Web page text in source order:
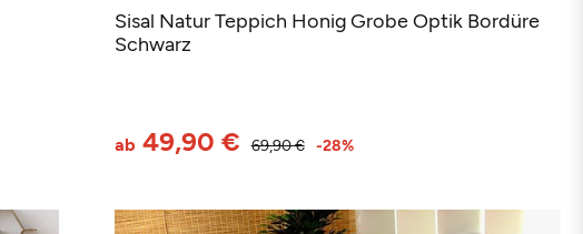
Sisal Natur Teppich Honig Grobe Optik Bordüre
Schwarz
69,90 €
ab 49,90 € -28%